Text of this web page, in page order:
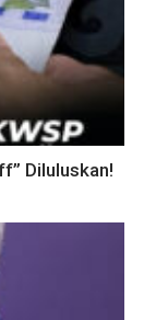
Diluluskan!